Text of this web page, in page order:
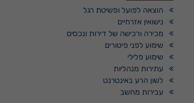
הוצאה לפועל ופשיטת רגל
נישואין אזרחיים
מכירה ורכישה של דירות ונכסים
שימוע לפני פיטורים
שימוע פלילי
עתירות מנהליות
לשון הרע באינטרנט
עבירות מחשב